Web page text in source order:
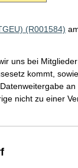
(R001584)
uns bei
kommt,
nicht zu einer